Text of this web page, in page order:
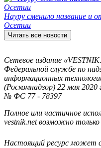
Науру сменило название и
Осетии
Читать все новости
Сетевое издание
Федеральной службе по
информационных
(Роскомнадзор) 22 мая
№ ФС 77 - 78397
Полное или частичное
vestnik.net возможно только
Настоящий ресурс может